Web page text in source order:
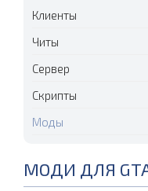
Клиенты
Читы
Сервер
Скрипты
Моды
МОДИ ДЛЯ